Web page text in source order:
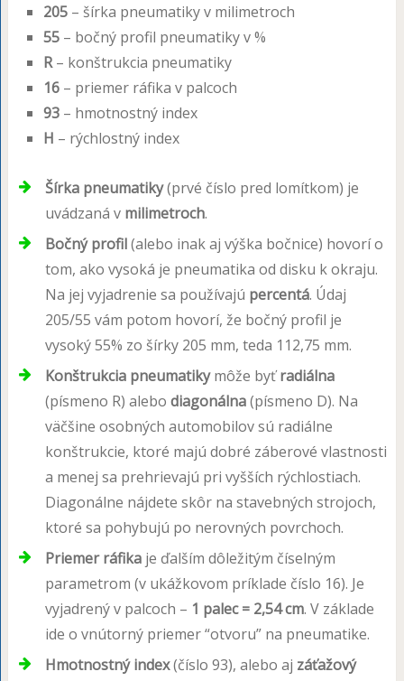
205– šírka pneumatiky v milimetroch
55– bočný profil pneumatiky v %
R– konštrukcia pneumatiky
16– priemer ráfika v palcoch
93– hmotnostný index
H – rýchlostný index
Šírka pneumatiky(prvé číslo pred lomítkom) je
uvádzaná v milimetroch.
Bočný profil(alebo inak aj výška bočnice) hovorí o
tom, ako vysoká je pneumatika od disku k okraju.
Na jej vyjadrenie sa používajú percentá. Údaj
205/55 vám potom hovorí, že bočný profil je
vysoký 55% zo šírky 205 mm, teda 112,75 mm.
Konštrukcia pneumatikymôže byťradiálna
(písmeno R) alebo diagonálna(písmeno D). Na
väčšine osobných automobilov sú radiálne
konštrukcie, ktoré majú dobré záberové vlastnosti
a menej sa prehrievajú pri vyšších rýchlostiach.
Diagonálne nájdete skôr na stavebných strojoch,
ktoré sa pohybujú po nerovných povrchoch.
Priemer ráfikaje ďalším dôležitým číselným
parametrom (v ukážkovom príklade číslo 16). Je
vyjadrený v palcoch – 1 palec = 2,54 cm. V základe
ide o vnútorný priemer “otvoru” na pneumatike.
Hmotnostný index(číslo 93), alebo aj záťažový